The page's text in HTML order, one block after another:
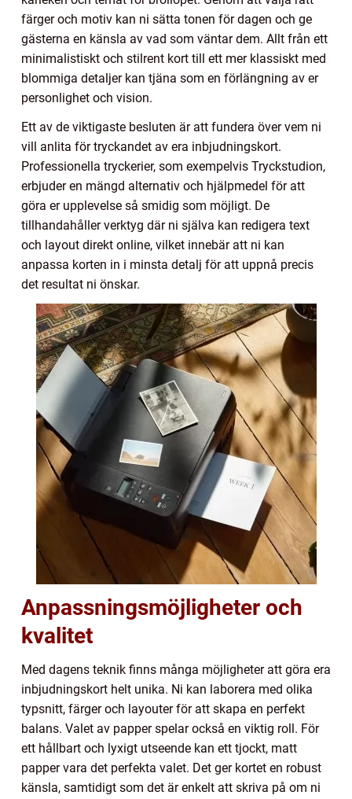
färger och motiv kan ni sätta tonen för dagen och ge
gästerna en känsla av vad som väntar dem. Allt från ett
minimalistiskt och stilrent kort till ett mer klassiskt med
blommiga detaljer kan tjäna som en förlängning av er
personlighet och vision.
Ett av de viktigaste besluten är att fundera över vem ni
vill anlita för tryckandet av era inbjudningskort.
Professionella tryckerier, som exempelvis Tryckstudion,
erbjuder en mängd alternativ och hjälpmedel för att
göra er upplevelse så smidig som möjligt. De
tillhandahåller verktyg där ni själva kan redigera text
och layout direkt online, vilket innebär att ni kan
anpassa korten in i minsta detalj för att uppnå precis
det resultat ni önskar.
Anpassningsmöjligheter och
kvalitet
Med dagens teknik finns många möjligheter att göra era
inbjudningskort helt unika. Ni kan laborera med olika
typsnitt, färger och layouter för att skapa en perfekt
balans. Valet av papper spelar också en viktig roll. För
ett hållbart och lyxigt utseende kan ett tjockt, matt
papper vara det perfekta valet. Det ger kortet en robust
känsla, samtidigt som det är enkelt att skriva på om ni